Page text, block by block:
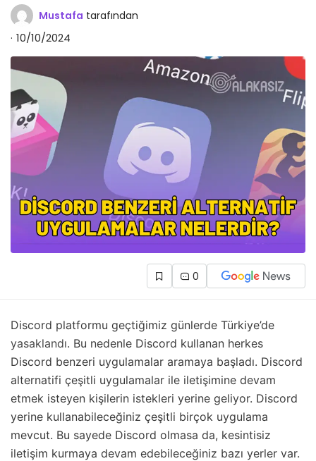
Mustafa tarafından
10/10/2024
0
Discord platformu geçtiğimiz günlerde Türkiye’de
yasaklandı. Bu nedenle Discord kullanan herkes
Discord benzeri uygulamalar aramaya başladı. Discord
alternatifi çeşitli uygulamalar ile iletişimine devam
etmek isteyen kişilerin istekleri yerine geliyor. Discord
yerine kullanabileceğiniz çeşitli birçok uygulama
mevcut. Bu sayede Discord olmasa da, kesintisiz
iletişim kurmaya devam edebileceğiniz bazı yerler var.